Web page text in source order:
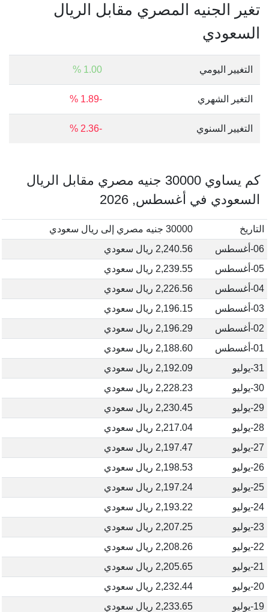
تغير الجنيه المصري مقابل الريال
السعودي
التغيير اليومي 1.00 %
التغير الشهري -1.89 %
التغيير السنوي -2.36 %
كم يساوي 30000 جنيه مصري مقابل الريال
السعودي في أغسطس, 2026
التاريخ
30000 جنيه مصري إلى ريال سعودي
06-أغسطس
2,240.56 ريال سعودي
05-أغسطس
2,239.55 ريال سعودي
04-أغسطس
2,226.56 ريال سعودي
03-أغسطس
2,196.15 ريال سعودي
02-أغسطس
2,196.29 ريال سعودي
01-أغسطس
2,188.60 ريال سعودي
31-يوليو
2,192.09 ريال سعودي
30-يوليو
2,228.23 ريال سعودي
29-يوليو
2,230.45 ريال سعودي
28-يوليو
2,217.04 ريال سعودي
27-يوليو
2,197.47 ريال سعودي
26-يوليو
2,198.53 ريال سعودي
25-يوليو
2,197.24 ريال سعودي
24-يوليو
2,193.22 ريال سعودي
23-يوليو
2,207.25 ريال سعودي
22-يوليو
2,208.26 ريال سعودي
21-يوليو
2,205.65 ريال سعودي
20-يوليو
2,232.44 ريال سعودي
19-يوليو
2,233.65 ريال سعودي